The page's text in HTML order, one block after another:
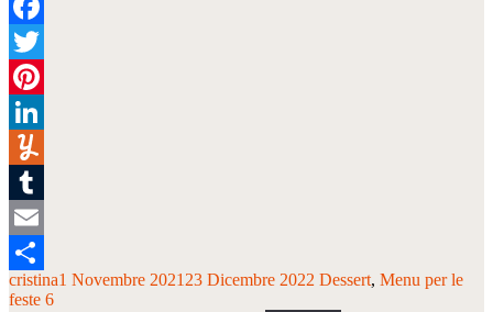
Facebook
Twitter
Pinterest
LinkedIn
Yummly
Tumblr
Email
Condividi
cristina1 Novembre 2021 23 Dicembre 2022 Dessert Menu per le
feste 6